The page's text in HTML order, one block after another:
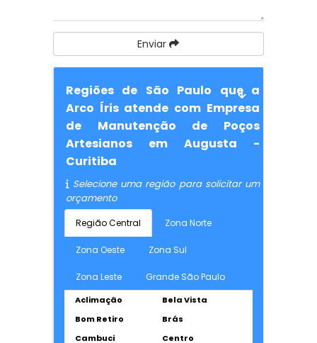
Enviar
Regiões de São Paulo que a
Arco Íris atende com Empresa
de Manutenção de Poços
Artesianos em Augusta -
Curitiba
Selecione uma região para solicitar um
orçamento
Região Central Zona Norte
Zona Oeste Zona Sul
Zona Leste Grande São Paulo
Aclimação
Bela Vista
Bom Retiro
Brás
Cambuci
Centro